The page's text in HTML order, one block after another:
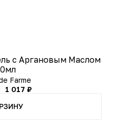
с Аргановым Маслом
Farme
1 017 ₽